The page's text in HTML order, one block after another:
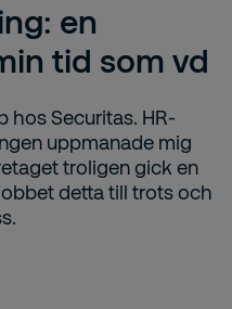
en
tid som vd
hos Securitas. HR-
uppmanade mig
troligen gick en
detta till trots och